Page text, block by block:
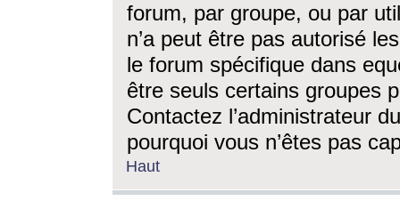
forum, par groupe, ou par
n’a peut être pas autorisé
le forum spécifique dans
être seuls certains groupes
Contactez l’administrateur
pourquoi vous n’êtes pas
Haut